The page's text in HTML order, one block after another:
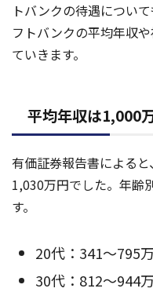
トバンクの待遇につい
フトバンクの平均年収
ていきます。
平均年収は1,000
有価証券報告書による
1,030万円でした。年齢
す。
20代：341～795
30代：812～944